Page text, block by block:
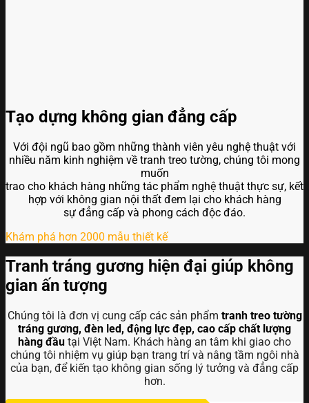
Tạo dựng không gian đẳng cấp
Với đội ngũ bao gồm những thành viên yêu nghệ thuật với
nhiều năm kinh nghiệm về tranh treo tường, chúng tôi mong
muốn
trao cho khách hàng những tác phẩm nghệ thuật thực sự, kết
hợp với không gian nội thất đem lại cho khách hàng
sự đẳng cấp và phong cách độc đáo.
Khám phá hơn 2000 mẫu thiết kế
Tranh tráng gương hiện đại giúp không
gian ấn tượng
Chúng tôi là đơn vị cung cấp các sản phẩm tranh treo tường
tráng gương, đèn led, động lực đẹp, cao cấp chất lượng
hàng đầu tại Việt Nam. Khách hàng an tâm khi giao cho
chúng tôi nhiệm vụ giúp bạn trang trí và nâng tầm ngôi nhà
của bạn, để kiến tạo không gian sống lý tưởng và đẳng cấp
hơn.